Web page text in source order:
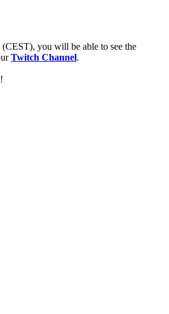
you will be able to see the
Twitch Channel.